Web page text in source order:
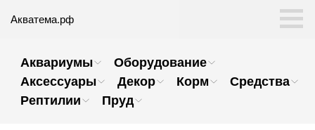
Акватема.рф
Аквариумы
Оборудование
Аксессуары
Декор Корм
Средства
Рептилии
Пруд